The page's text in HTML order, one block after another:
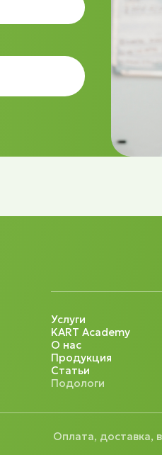
Услуги
KART Academy
О нас
Продукция
Статьи
Подологи
Оплата, доставка,